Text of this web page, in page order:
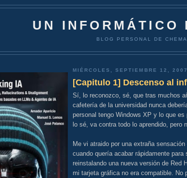
UN
BLOG PERSONAL DE
MIÉRCOLES, SEPTIEMBRE 12, 2007
[Capitulo 1] Descenso al
Sí, lo reconozco, sé, que tras muchos
cafetería de la universidad nunca
personal tengo Windows XP y lo que
lo sé, va contra todo lo aprendido, pero
Me vi atraido por una extraña
cuando quería acabar rápidamente
reinstalando una nueva versión de Red
mi tarjeta gráfica no era compatible.